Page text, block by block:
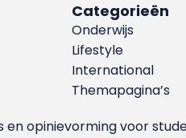
Categorieën
Onderwijs
Lifestyle
International
Themapagina’s
opinievorming voor